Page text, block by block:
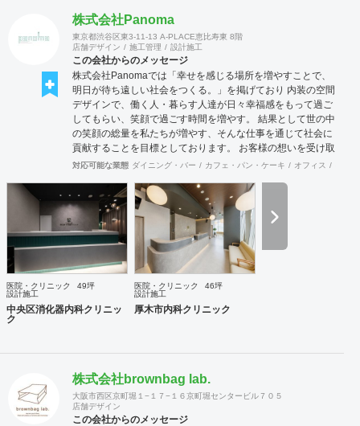
株式会社Panoma
東京都渋谷区東3-11-13 A-PLACE恵比寿東 8階
店舗デザイン
施工管理 設計施工
この会社からのメッセージ
株式会社Panomaでは「幸せを感じる場所を増やすことで、
明日が待ち遠しい社会をつくる。」を掲げており 内装の空間
デザインで、働く人・暮らす人達が日々幸福感をもって過ご
してもらい、笑顔で過ごす時間を増やす。 結果として世の中
の笑顔の総量を私たちが増やす、そんな仕事を通じて社会に
貢献することを目標としております。 お客様の想いを受け取
り、その想いを具現化できるデザインと施工を心掛け、 創業
でおります。 お客様満足を追求し「あなたに出会えてよかっ
た企業」であり続けれるよう貢献していきます。 医療施設に
特化した内装デザイン・施工の提供ブラインド『Clione』も
展開中です！ 是非ご連絡をお待ちしております！！
対応可能な業態 ダイニング・バー カフェ・パン・ケーキ オフィス
医院・クリニック
49坪
設計施工
中央区消化器内科クリニッ
ク
医院・クリニック
46坪
設計施工
厚木市内科クリニック
株式会社brownbag lab.
大阪市西区京町堀１−１７−１６京町堀センタービル７０５
店舗デザイン
この会社からのメッセージ